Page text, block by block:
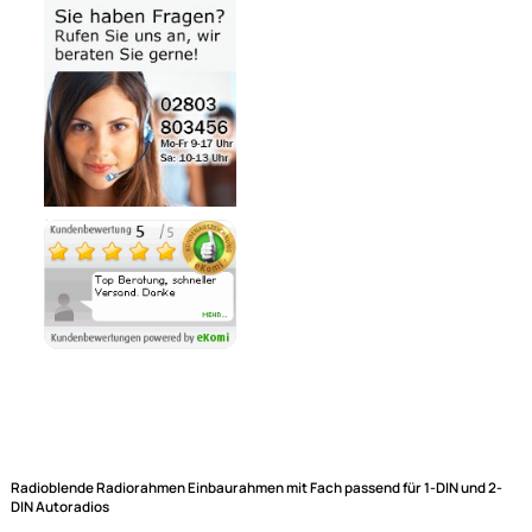
Bezahlmöglichkeiten
Noch 1 direkt ab Lager lieferbar
Lieferzeit 1 - 3 Tage
Ähnliche Produkte anzeigen